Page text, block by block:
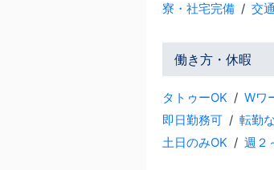
寮・社宅完備 交
働き方・休暇
タトゥーOK Wワ
即日勤務可
転勤
土日のみOK
週２